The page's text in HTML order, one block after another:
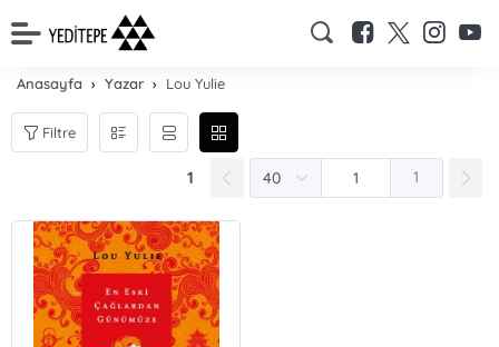
Anasayfa Yazar Lou Yulie
Filtre
1 1